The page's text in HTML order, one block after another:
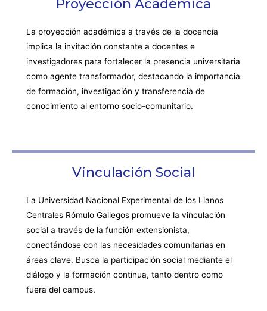
Proyección Académica
La proyección académica a través de la docencia
implica la invitación constante a docentes e
investigadores para fortalecer la presencia universitaria
como agente transformador, destacando la importancia
de formación, investigación y transferencia de
conocimiento al entorno socio-comunitario.
Vinculación Social
La Universidad Nacional Experimental de los Llanos
Centrales Rómulo Gallegos promueve la vinculación
social a través de la función extensionista,
conectándose con las necesidades comunitarias en
áreas clave. Busca la participación social mediante el
diálogo y la formación continua, tanto dentro como
fuera del campus.